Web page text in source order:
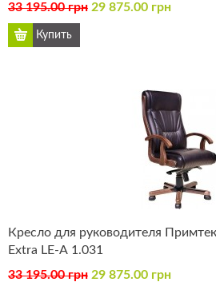
33 195.00 грн 29 875.00 грн
Кресло для руководителя
Extra LE-А 1.031
33 195.00 грн 29 875.00 грн